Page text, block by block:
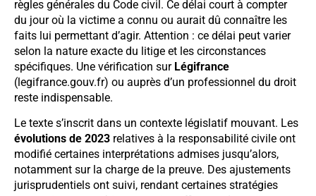
règles générales du Code civil. Ce délai court à compter
du jour où la victime a connu ou aurait dû connaître les
faits lui permettant d’agir. Attention : ce délai peut varier
selon la nature exacte du litige et les circonstances
spécifiques. Une vérification sur Légifrance
(legifrance.gouv.fr) ou auprès d’un professionnel du droit
reste indispensable.
Le texte s’inscrit dans un contexte législatif mouvant. Les
évolutions de 2023 relatives à la responsabilité civile ont
modifié certaines interprétations admises jusqu’alors,
notamment sur la charge de la preuve. Des ajustements
jurisprudentiels ont suivi, rendant certaines stratégies